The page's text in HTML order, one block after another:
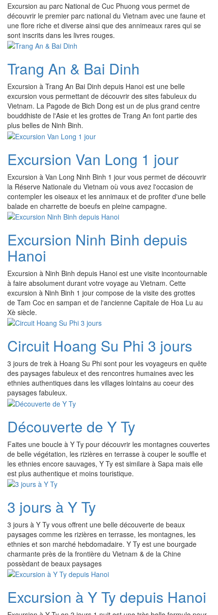
Excursion au parc National de Cuc Phuong vous permet de
découvrir le premier parc national du Vietnam avec une faune et
une flore riche et diverse ainsi que des annimeaux rares qui se
sont inscrits dans les livres rouges.
Trang An & Bai Dinh
Excursion à Trang An Bai Dinh depuis Hanoi est une belle
excursion vous permettant de découvrir des sites fabuleux du
Vietnam. La Pagode de Bich Dong est un de plus grand centre
bouddhiste de l'Asie et les grottes de Trang An font partie des
plus belles de Ninh Binh.
Excursion Van Long 1 jour
Excursion à Van Long Ninh Binh 1 jour vous permet de découvrir
la Réserve Nationale du Vietnam où vous avez l'occasion de
contempler les oiseaux et les annimaux et de profiter d'une belle
balade en charrette de boeufs en pleine campagne.
Excursion Ninh Binh depuis
Hanoi
Excursion à Ninh Binh depuis Hanoi est une visite incontournable
à faire absolument durant votre voyage au Vietnam. Cette
excursion à Ninh Binh 1 jour compose de la visite des grottes
de Tam Coc en sampan et de l'ancienne Capitale de Hoa Lu au
Xè siècle.
Circuit Hoang Su Phi 3 jours
3 jours de trek à Hoang Su Phi sont pour les voyageurs en quête
des paysages fabuleux et des rencontres humaines avec les
ethnies authentiques dans les villages lointains au coeur des
paysages fabuleux.
Découverte de Y Ty
Faites une boucle à Y Ty pour découvrir les montagnes couvertes
de belle végétation, les rizières en terrasse à couper le souffle et
les ethnies encore sauvages, Y Ty est similare à Sapa mais elle
est plus authentique et moins touristique.
3 jours à Y Ty
3 jours à Y Ty vous offrent une belle découverte de beaux
paysages comme les rizières en terrasse, les montagnes, les
ethnies et son marché hebdomadaire. Y Ty est une bourgade
charmante près de la frontière du Vietnam & de la Chine
possèdant de beaux paysages
Excursion à Y Ty depuis Hanoi